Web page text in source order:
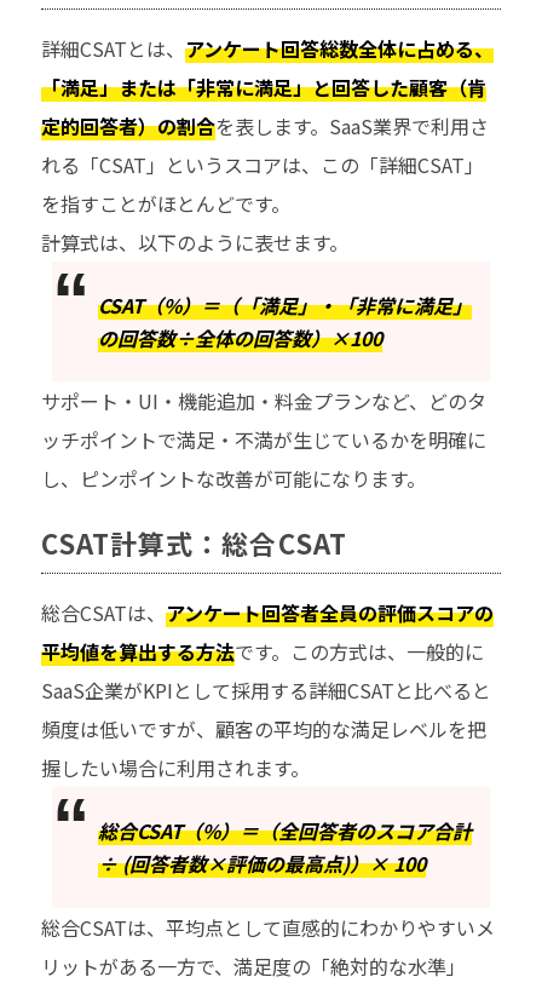
詳細CSATとは、 アンケート回答総数全体に占める、
「満足」または「非常に満足」と回答した顧客（肯
定的回答者）の割合を表します。SaaS業界で利用さ
れる「CSAT」というスコアは、この「詳細CSAT」
を指すことがほとんどです。
計算式は、以下のように表せます。
CSAT（%）＝（「満足」・「非常に満足」
の回答数÷全体の回答数）×100
サポート・UI・機能追加・料金プランなど、どのタ
ッチポイントで満足・不満が生じているかを明確に
し、ピンポイントな改善が可能になります。
CSAT計算式：総合CSAT
総合CSATは、 アンケート回答者全員の評価スコアの
平均値を算出する方法です。この方式は、一般的に
SaaS企業がKPIとして採用する詳細CSATと比べると
頻度は低いですが、顧客の平均的な満足レベルを把
握したい場合に利用されます。
総合CSAT（%）＝（全回答者のスコア合計
÷ (回答者数×評価の最高点)）× 100
総合CSATは、平均点として直感的にわかりやすいメ
リットがある一方で、満足度の「絶対的な水準」